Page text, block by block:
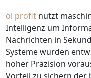
öl profit nutzt
Intelligenz um
Nachrichten in
Systeme wurden
hoher Präzision